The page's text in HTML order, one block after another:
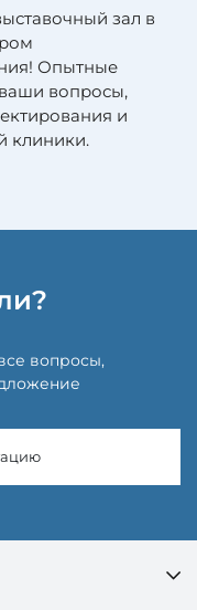
зал в
Опытные
вопросы,
и
клиники.
вопросы,